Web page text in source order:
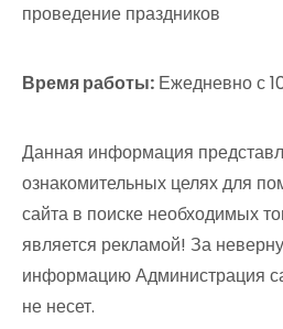
проведение праздников
Время работы: Ежедневно с
Данная информация
ознакомительных целях для
сайта в поиске необходимых
является рекламой! За
информацию Администрация
не несет.